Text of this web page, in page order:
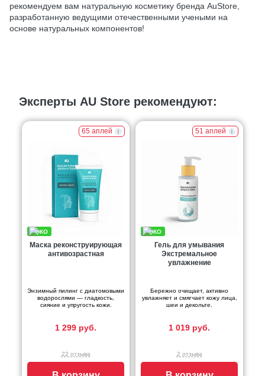
рекомендуем вам натуральную косметику бренда AuStore,
разработанную ведущими отечественными учеными на
основе натуральных компонентов!
Эксперты AU Store рекомендуют:
65 аплей
Маска реконструирующая
антивозрастная
Энзимный пилинг с диатомовыми
водорослями — гладкость,
сияние и упругость кожи.
1 299 руб.
22 отзыва
51 аплей
Гель для умывания
Экстремальное
увлажнение
Бережно очищает, активно
увлажняет и смягчает кожу лица,
шеи и декольте.
1 019 руб.
2 отзыва